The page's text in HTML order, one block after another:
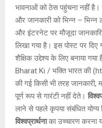
भावनाओं को ठेस पहुंचना नहीं है।
और जानकारी को भिन्न – भिन्न
और इंटरनेट पर मौजूदा
लिखा गया है। इस पोस्ट पर दिए
शैक्षिक उद्देश्य के लिए बनाया
Bharat Ki / भक्ति भारत की
की गई किसी भी तरह जानकारी,
पूर्ण रूप से गारंटी नहीं देते।
लाने से पहले कृपया संबंधित
विश्वप्रार्थना का उच्चारण करना